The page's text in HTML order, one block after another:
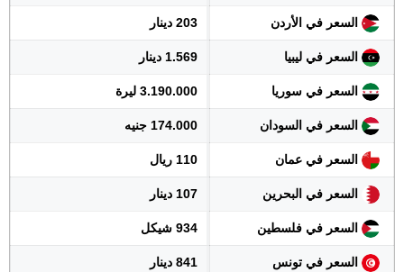
السعر في الأردن 203 دينار
السعر في ليبيا 1.569 دينار
السعر في سوريا 3.190.000 ليرة
السعر في السودان 174.000 جنيه
السعر في عمان 110 ريال
السعر في البحرين 107 دينار
السعر في فلسطين 934 شيكل
السعر في تونس 841 دينار